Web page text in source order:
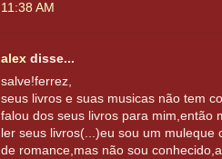
11:38 AM
alex disse...
salve!ferrez,
seus livros e suas musicas não tem
falou dos seus livros para mim,então
ler seus livros(...)eu sou um muleque
de romance,mas não sou